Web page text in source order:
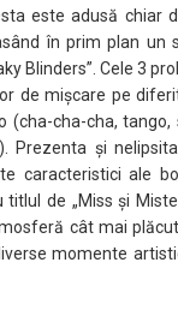
este adusă chiar
în prim plan un
Blinders”. Cele 3
de mișcare pe
(cha-cha-cha,
Prezenta și
caracteristici ale
titlul de „Miss și
cât mai
momente